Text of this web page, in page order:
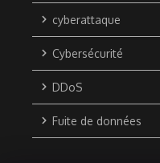
cyberattaque
Cybersécurité
DDoS
Fuite de données